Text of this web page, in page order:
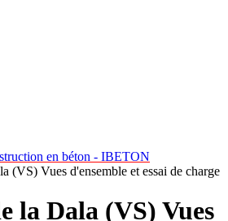
en béton - IBETON
(VS) Vues d'ensemble et essai de charge
la Dala (VS) Vues